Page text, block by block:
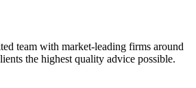
team with market-leading firms around
the highest quality advice possible.